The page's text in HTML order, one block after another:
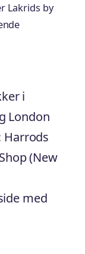
Lakrids by
i
London
Harrods
(New
med